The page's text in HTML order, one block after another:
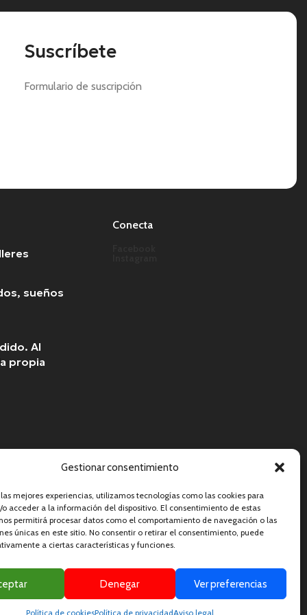
Gestionar consentimiento
mejores experiencias, utilizamos tecnologías como las cookies para
acceder a la información del dispositivo. El consentimiento de estas
permitirá procesar datos como el comportamiento de navegación o las
únicas en este sitio. No consentir o retirar el consentimiento, puede
a ciertas características y funciones.
Denegar Ver preferencias
Política de cookiesPolítica de privacidadAviso legal
Suscríbete
Formulario de suscripción
sueños
Al
propia
Conecta
CookiesAccesibilidadFormulario De Accesibilidad